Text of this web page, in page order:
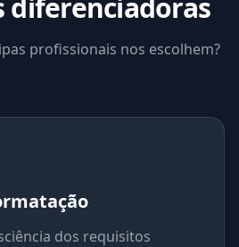
diferenciadoras
profissionais nos escolhem?
dos requisitos